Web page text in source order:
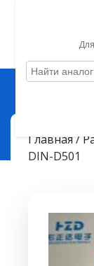
Перейти
содержимому
ЧипКин> >
Главная/
DIN-D501